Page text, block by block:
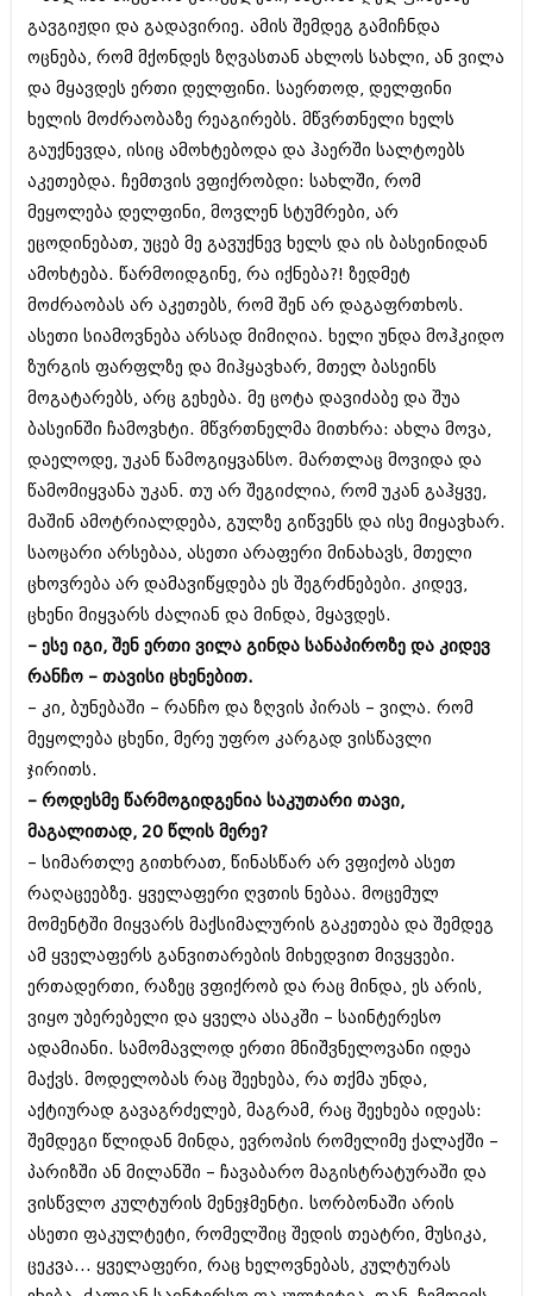
მარტი 2014 (413)
თებერვალი 2014 (318)
იანვარი 2014 (297)
დეკემბერი 2013 (365)
ნოემბერი 2013 (279)
ოქტომბერი 2013 (256)
სექტემბერი 2013 (368)
აგვისტო 2013 (89)
ივლისი 2013 (182)
ივნისი 2013 (212)
მაისი 2013 (259)
აპრილი 2013 (304)
თებერვალი 2013 (204)
იანვარი 2013 (334)
დეკემბერი 2012 (98)
ნოემბერი 2012 (295)
ოქტომბერი 2012 (350)
სექტემბერი 2012 (264)
აგვისტო 2012 (268)
ივლისი 2012 (322)
ივნისი 2012 (282)
მაისი 2012 (240)
აპრილი 2012 (294)
მარტი 2012 (259)
იანვარი 2012 (322)
ნოემბერი 2011 (471)
ოქტომბერი 2011 (754)
სექტემბერი 2011 (407)
აგვისტო 2011 (249)
ივლისი 2011 (400)
მაისი 2011 (415)
აპრილი 2011 (294)
მარტი 2011 (654)
თებერვალი 2011 (329)
იანვარი 2011 (647)
დეკემბერი 2010 (881)
ნოემბერი 2010 (422)
ოქტომბერი 2010 (341)
სექტემბერი 2010 (449)
აგვისტო 2010 (461)
ივლისი 2010 (556)
ივნისი 2010 (685)
მაისი 2010 (232)
აპრილი 2010 (229)
მარტი 2010 (454)
თებერვალი 2010 (421)
იანვარი 2010 (422)
ნოემბერი 2009 (308)
ოქტომბერი 2009 (382)
სექტემბერი 2009 (541)
გავგიჟდი და გადავირიე. ამის შემდეგ გამიჩნდა
ოცნება, რომ მქონდეს ზღვასთან ახლოს სახლი, ან ვილა
და მყავდეს ერთი დელფინი. საერთოდ, დელფინი
ხელის მოძრაობაზე რეაგირებს. მწვრთნელი ხელს
გაუქნევდა, ისიც ამოხტებოდა და ჰაერში სალტოებს
აკეთებდა. ჩემთვის ვფიქრობდი: სახლში, რომ
მეყოლება დელფინი, მოვლენ სტუმრები, არ
ეცოდინებათ, უცებ მე გავუქნევ ხელს და ის ბასეინიდან
ამოხტება. წარმოიდგინე, რა იქნება?! ზედმეტ
მოძრაობას არ აკეთებს, რომ შენ არ დაგაფრთხოს.
ასეთი სიამოვნება არსად მიმიღია. ხელი უნდა მოჰკიდო
ზურგის ფარფლზე და მიჰყავხარ, მთელ ბასეინს
მოგატარებს, არც გეხება. მე ცოტა დავიძაბე და შუა
ბასეინში ჩამოვხტი. მწვრთნელმა მითხრა: ახლა მოვა,
დაელოდე, უკან წამოგიყვანსო. მართლაც მოვიდა და
წამომიყვანა უკან. თუ არ შეგიძლია, რომ უკან გაჰყვე,
მაშინ ამოტრიალდება, გულზე გიწვენს და ისე მიყავხარ.
საოცარი არსებაა, ასეთი არაფერი მინახავს, მთელი
ცხოვრება არ დამავიწყდება ეს შეგრძნებები. კიდევ,
ცხენი მიყვარს ძალიან და მინდა, მყავდეს.
– ესე იგი, შენ ერთი ვილა გინდა სანაპიროზე და კიდევ
რანჩო – თავისი ცხენებით.
– კი, ბუნებაში – რანჩო და ზღვის პირას – ვილა. რომ
მეყოლება ცხენი, მერე უფრო კარგად ვისწავლი
ჯირითს.
– როდესმე წარმოგიდგენია საკუთარი თავი,
მაგალითად, 20 წლის მერე?
– სიმართლე გითხრათ, წინასწარ არ ვფიქობ ასეთ
რაღაცეებზე. ყველაფერი ღვთის ნებაა. მოცემულ
მომენტში მიყვარს მაქსიმალურის გაკეთება და შემდეგ
ამ ყველაფერს განვითარების მიხედვით მივყვები.
ერთადერთი, რაზეც ვფიქრობ და რაც მინდა, ეს არის,
ვიყო უბერებელი და ყველა ასაკში – საინტერესო
ადამიანი. სამომავლოდ ერთი მნიშვნელოვანი იდეა
მაქვს. მოდელობას რაც შეეხება, რა თქმა უნდა,
აქტიურად გავაგრძელებ, მაგრამ, რაც შეეხება იდეას:
შემდეგი წლიდან მინდა, ევროპის რომელიმე ქალაქში –
პარიზში ან მილანში – ჩავაბარო მაგისტრატურაში და
ვისწვლო კულტურის მენეჯმენტი. სორბონაში არის
ასეთი ფაკულტეტი, რომელშიც შედის თეატრი, მუსიკა,
ცეკვა... ყველაფერი, რაც ხელოვნებას, კულტურას